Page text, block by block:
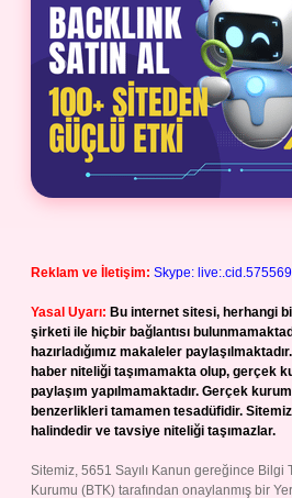
Reklam ve İletişim: Skype:
Yasal Uyarı: Bu internet sitesi, herhangi
şirketi ile hiçbir bağlantısı
hazırladığımız makaleler
haber niteliği taşımamakta olup, gerçek
paylaşım yapılmamaktadır. Gerçek
benzerlikleri tamamen tesadüfidir.
halindedir ve tavsiye niteliği taşımazlar.
Sitemiz, 5651 Sayılı Kanun gereğince Bilgi
Kurumu (BTK) tarafından onaylanmış bir